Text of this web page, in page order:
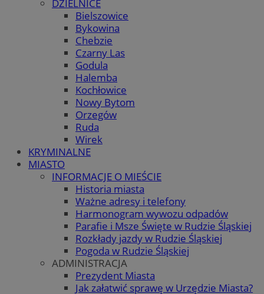
DZIELNICE
Bielszowice
Bykowina
Chebzie
Czarny Las
Godula
Halemba
Kochłowice
Nowy Bytom
Orzegów
Ruda
Wirek
KRYMINALNE
MIASTO
INFORMACJE O MIEŚCIE
Historia miasta
Ważne adresy i telefony
Harmonogram wywozu odpadów
Parafie i Msze Święte w Rudzie Śląskiej
Rozkłady jazdy w Rudzie Śląskiej
Pogoda w Rudzie Śląskiej
ADMINISTRACJA
Prezydent Miasta
Jak załatwić sprawę w Urzędzie Miasta?